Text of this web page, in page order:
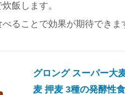
飯します。
ることで効果が期待できま
グロング スーパー大
麦 押麦 3種の発酵性